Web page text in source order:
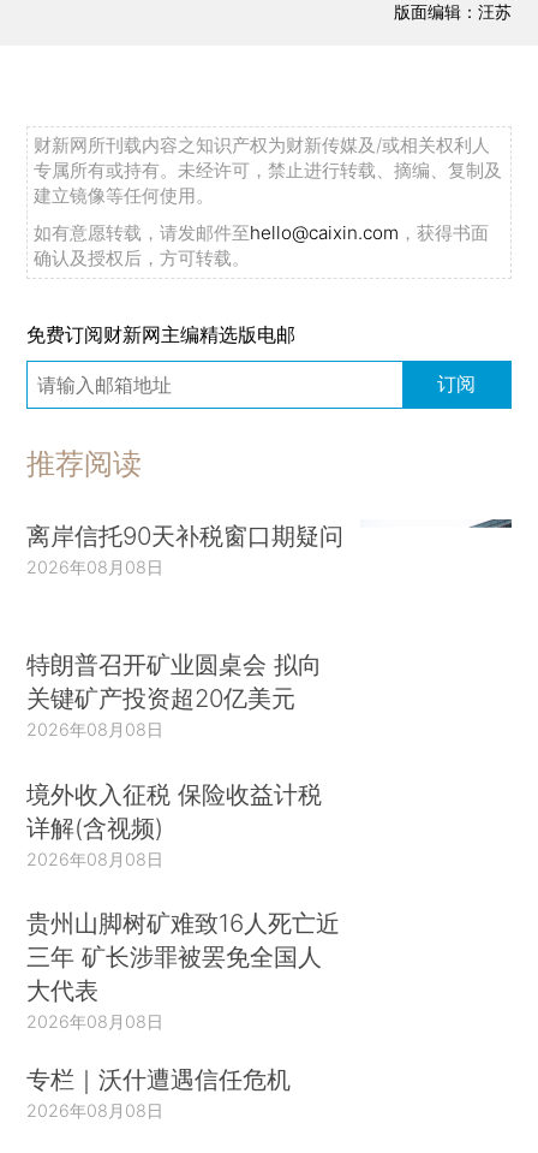
版面编辑：汪苏
财新网所刊载内容之知识产权为财新传媒及/或相关权利人
专属所有或持有。未经许可，禁止进行转载、摘编、复制及
建立镜像等任何使用。
如有意愿转载，请发邮件至hello@caixin.com ，获得书面
确认及授权后，方可转载。
免费订阅财新网主编精选版电邮
订阅
推荐阅读
离岸信托90天补税窗口期疑问
2026年08月08日
特朗普召开矿业圆桌会 拟向
关键矿产投资超20亿美元
2026年08月08日
境外收入征税 保险收益计税
详解(含视频)
2026年08月08日
贵州山脚树矿难致16人死亡近
三年 矿长涉罪被罢免全国人
大代表
2026年08月08日
专栏｜沃什遭遇信任危机
2026年08月08日